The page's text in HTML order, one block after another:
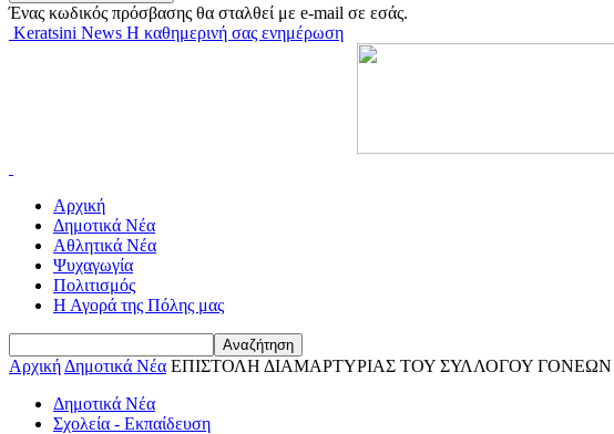
Ένας κωδικός πρόσβασης θα σταλθεί με e-mail σε εσάς.
Keratsini News Η καθημερινή σας ενημέρωση
Αρχική
Δημοτικά Νέα
Αθλητικά Νέα
Ψυχαγωγία
Πολιτισμός
Η Αγορά της Πόλης μας
Αρχική Δημοτικά Νέα ΕΠΙΣΤΟΛΗ ΔΙΑΜΑΡΤΥΡΙΑΣ ΤΟΥ ΣΥΛΛΟΓΟΥ
Δημοτικά Νέα
Σχολεία - Εκπαίδευση